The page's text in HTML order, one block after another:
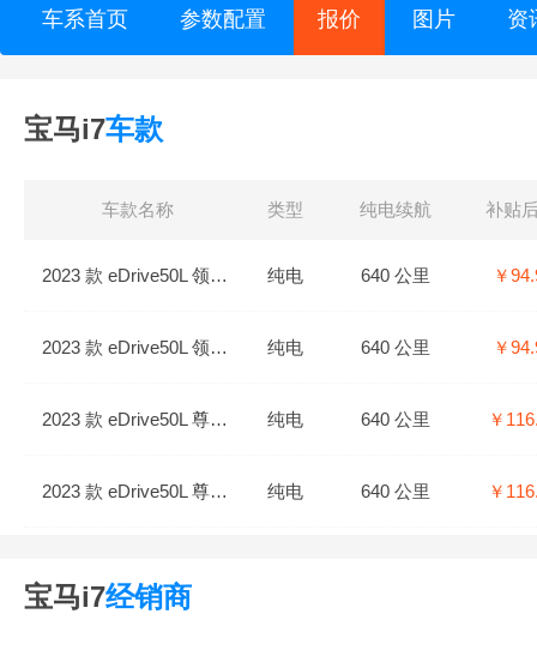
车系首页 参数配置 报价 图片 资
宝马i7车款
车款名称 类型 纯电续航 补贴
2023 款 eDrive50L 领先型 豪华套装 纯电 640 公里 ￥
2023 款 eDrive50L 领先型 M运动套装 纯电 640 公里 ￥
2023 款 eDrive50L 尊享型 豪华套装 纯电 640 公里 ￥
2023 款 eDrive50L 尊享型 M运动套装 纯电 640 公里 ￥
宝马i7经销商